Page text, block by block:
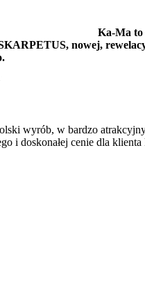
Ka-Ma to
nowej,
wyrób, w bardzo
i doskonałej cenie dla